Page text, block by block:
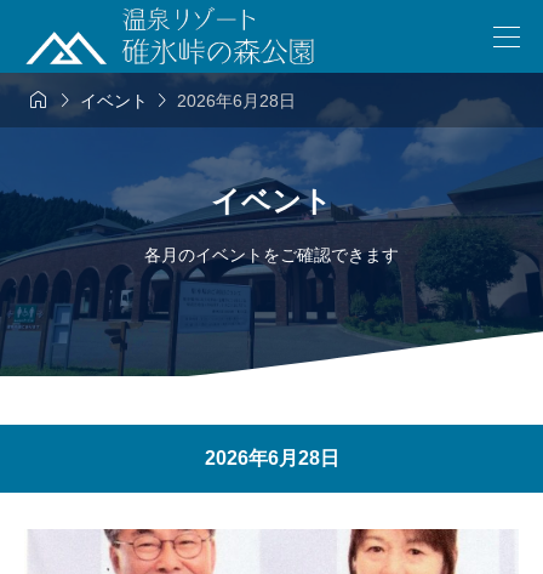
  イベント  2026年6月28日
イベント
各月のイベントをご確認できます
2026年6月28日